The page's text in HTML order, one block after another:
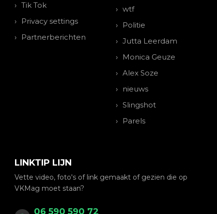
Tik Tok
Privacy settings
Partnerberichten
wtf
Politie
Jutta Leerdam
Monica Geuze
Alex Soze
nieuws
Slingshot
Parels
LINKTIP LIJN
Vette video, foto's of link gemaakt of gezien die op
VKMag moet staan?
06 590 590 72